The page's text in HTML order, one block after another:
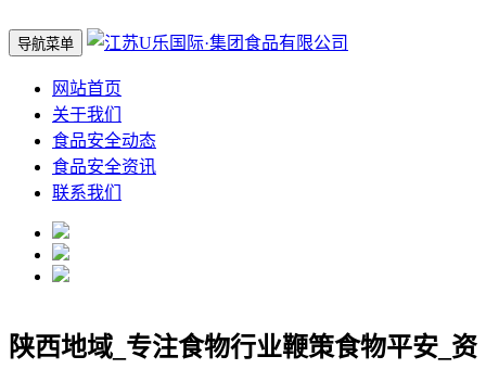
导航菜单
网站首页
关于我们
食品安全动态
食品安全资讯
联系我们
陕西地域_专注食物行业鞭策食物平安_资